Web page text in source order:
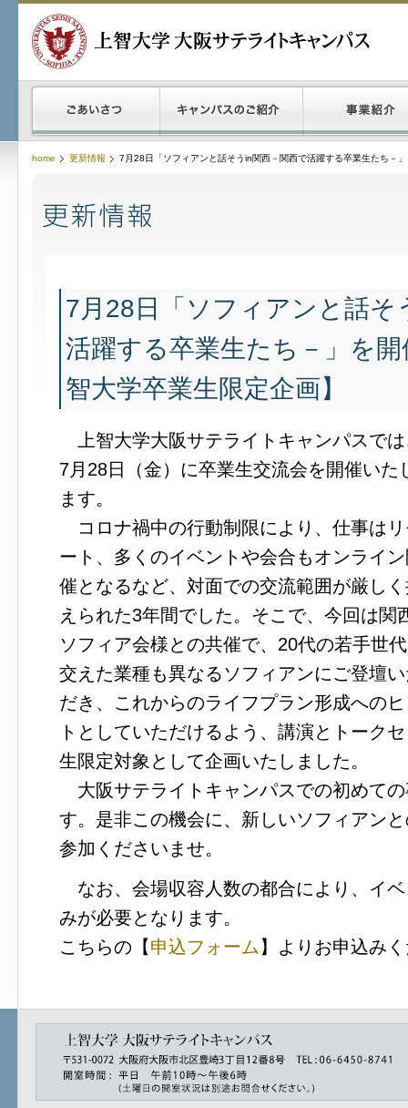
home 更新情報 7月28日「ソフィアンと話そうin関西－関西で活躍する卒業生たち－
7月28日「ソフィアンと話そ
活躍する卒業生たち－」を
智大学卒業生限定企画】
上智大学大阪サテライトキャンパスで
7月28日（金）に卒業生交流会を開催いた
ます。
コロナ禍中の行動制限により、仕事は
ート、多くのイベントや会合もオンライ
催となるなど、対面での交流範囲が厳し
えられた3年間でした。そこで、今回は関
ソフィア会様との共催で、20代の若手世
交えた業種も異なるソフィアンにご登壇
だき、これからのライフプラン形成への
トとしていただけるよう、講演とトーク
生限定対象として企画いたしました。
大阪サテライトキャンパスでの初めて
す。是非この機会に、新しいソフィアン
参加くださいませ。
なお、会場収容人数の都合により、イ
みが必要となります。
こちらの【申込フォーム 】よりお申込み